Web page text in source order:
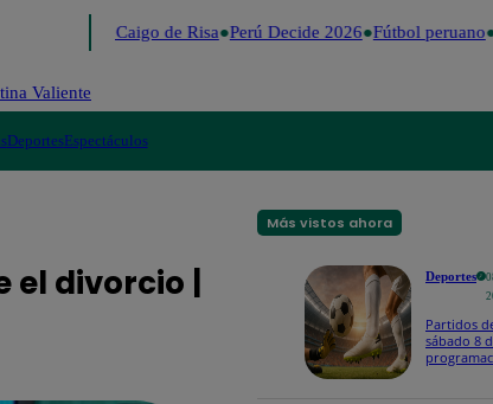
Me Caigo de Risa Perú Decide 2026 Fútbol peruano
Valiente
DeportesEspectáculos
divorcio |
Más vistos ahora
Deportes
Partidos
sábado 8